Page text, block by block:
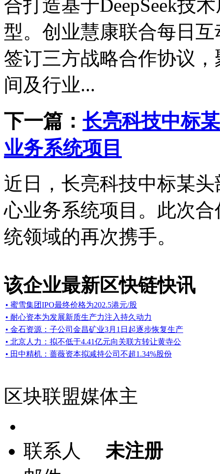
合打造基于DeepSeek技
型。创业慧康联合每日
签订三方战略合作协议
间及行业...
下一篇： 长亮科技中标
业务系统项目
近日，长亮科技中标某
心业务系统项目。此次
统领域的再次携手。
该企业最新区快链快讯
• 蜜雪集团IPO最终价格为202.5港元/股
• 耐心资本为发展新质生产力注入持久动力
• 金石资源：子公司金昌矿业3月1日起逐步恢复生产
• 北京人力：拟不低于4.41亿元向关联方转让黄寺公
• 田中精机：蔷薇资本拟减持公司不超1.34%股份
区块联盟媒体主
联系人
未注册